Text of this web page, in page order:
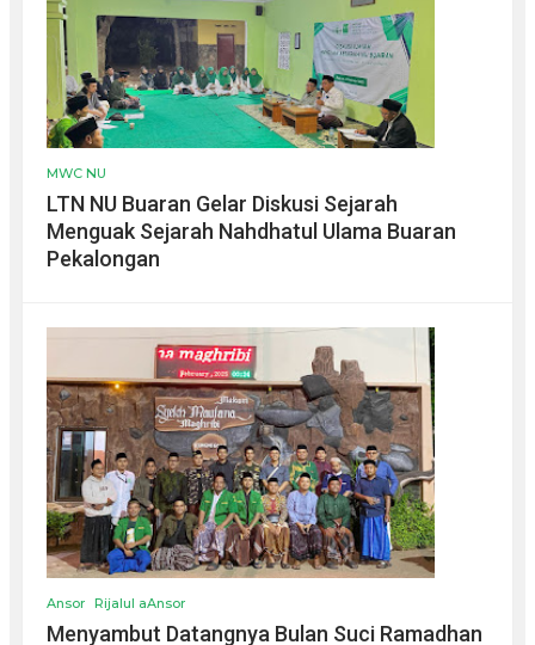
MWC NU
LTN NU Buaran Gelar Diskusi Sejarah
Menguak Sejarah Nahdhatul Ulama Buaran
Pekalongan
Ansor Rijalul aAnsor
Menyambut Datangnya Bulan Suci Ramadhan